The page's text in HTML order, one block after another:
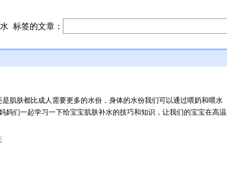
标签的文章：
肌肤都比成人需要更多的水份，身体的水份我们可以通过喂奶和喂水
妈们一起学习一下给宝宝肌肤补水的技巧和知识，让我们的宝宝在高温